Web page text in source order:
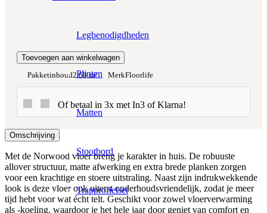
Legbenodigdheden
Plinten
Matten
Stootbord
Trapprofielset
Toevoegen aan winkelwagen
Pakketinhoud2.69 m² MerkFloorlife
Of betaal in 3x met In3 of Klarna!
Omschrijving
Met de Norwood vloer breng je karakter in huis. De robuuste
allover structuur, matte afwerking en extra brede planken zorgen
voor een krachtige en stoere uitstraling. Naast zijn indrukwekkende
look is deze vloer ook uiterst onderhoudsvriendelijk, zodat je meer
tijd hebt voor wat écht telt. Geschikt voor zowel vloerverwarming
als -koeling, waardoor je het hele jaar door geniet van comfort en